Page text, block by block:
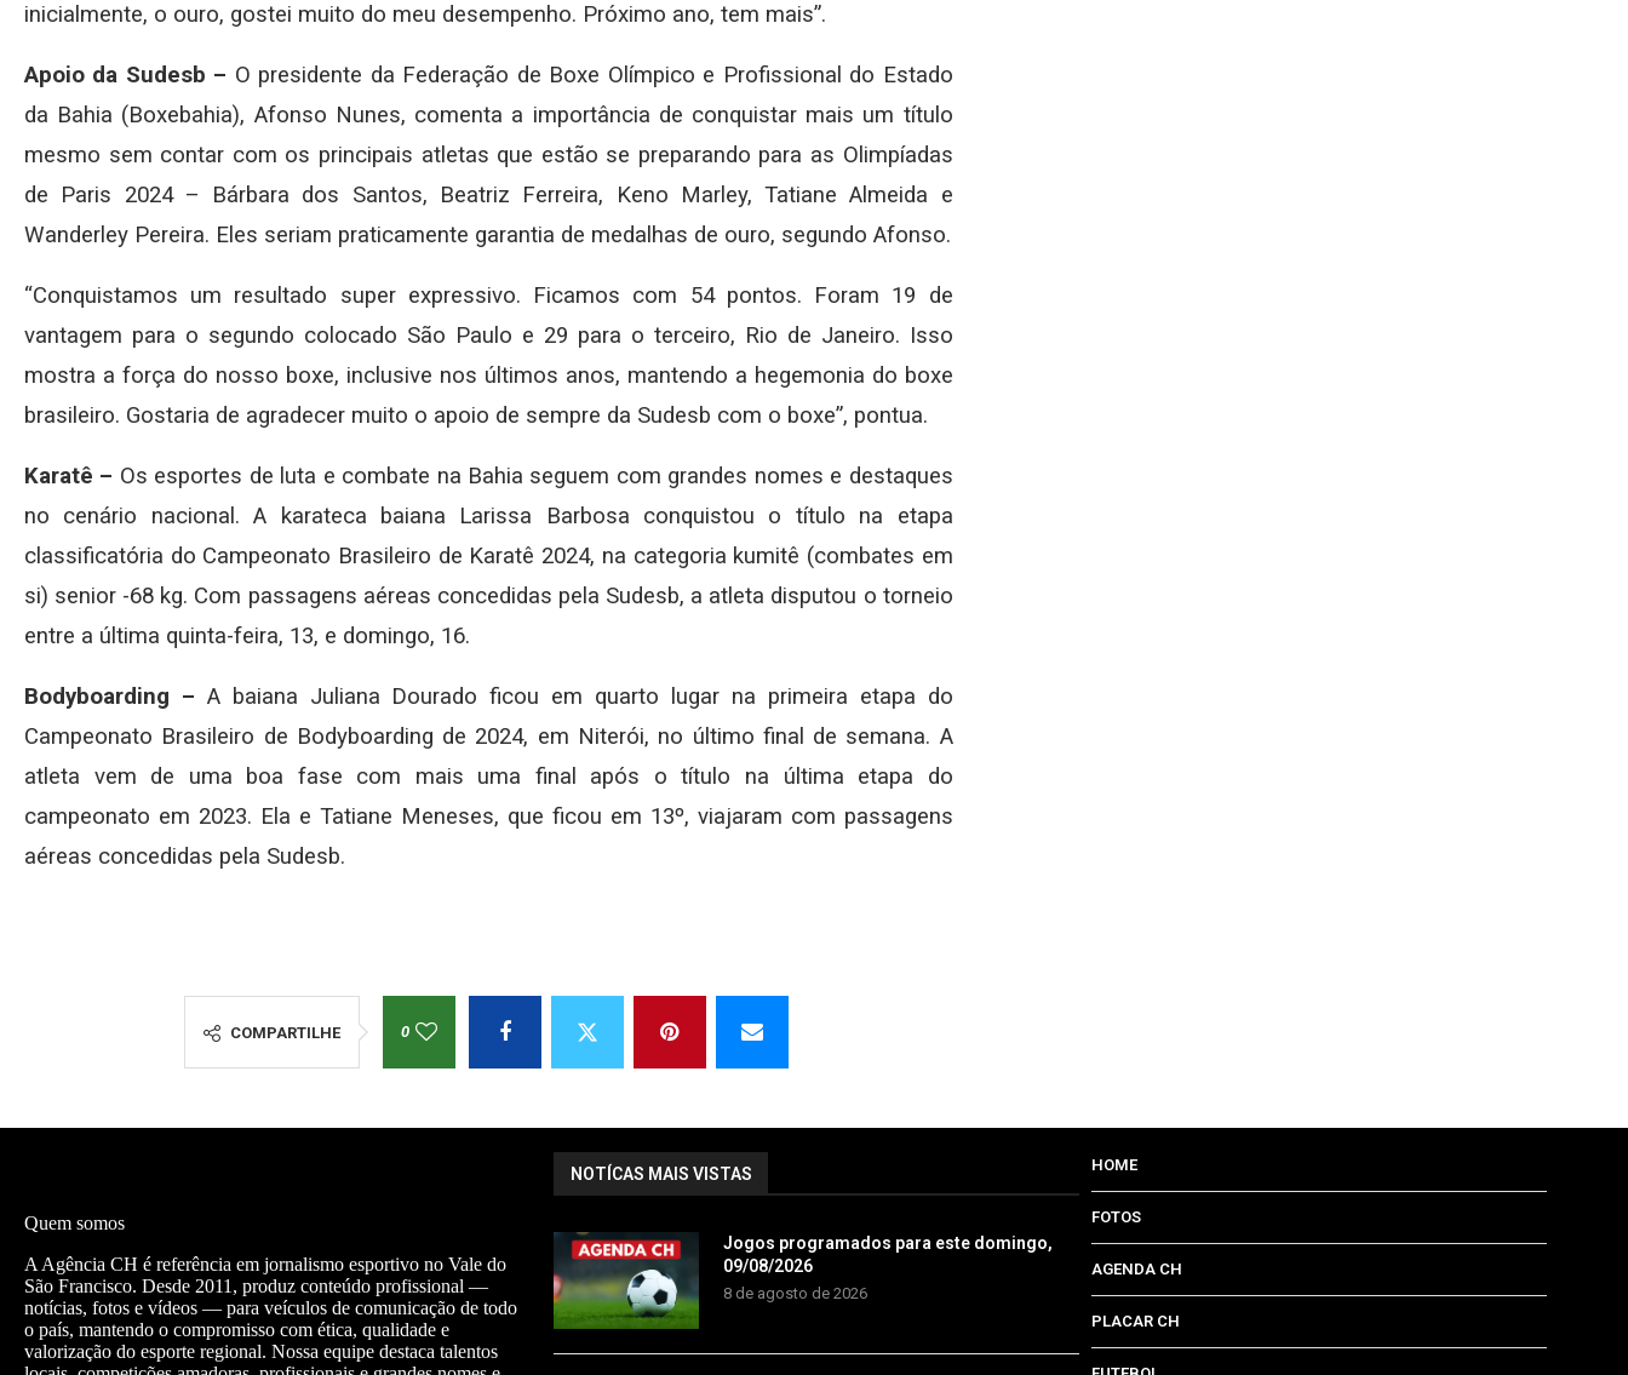
inicialmente, o ouro, gostei muito do meu desempenho. Próximo ano, tem mais”.
Apoio da Sudesb – O presidente da Federação de Boxe Olímpico e Profissional do Estado
da Bahia (Boxebahia), Afonso Nunes, comenta a importância de conquistar mais um título
mesmo sem contar com os principais atletas que estão se preparando para as Olimpíadas
de Paris 2024 – Bárbara dos Santos, Beatriz Ferreira, Keno Marley, Tatiane Almeida e
Wanderley Pereira. Eles seriam praticamente garantia de medalhas de ouro, segundo Afonso.
“Conquistamos um resultado super expressivo. Ficamos com 54 pontos. Foram 19 de
vantagem para o segundo colocado São Paulo e 29 para o terceiro, Rio de Janeiro. Isso
mostra a força do nosso boxe, inclusive nos últimos anos, mantendo a hegemonia do boxe
brasileiro. Gostaria de agradecer muito o apoio de sempre da Sudesb com o boxe”, pontua.
Karatê – Os esportes de luta e combate na Bahia seguem com grandes nomes e destaques
no cenário nacional. A karateca baiana Larissa Barbosa conquistou o título na etapa
classificatória do Campeonato Brasileiro de Karatê 2024, na categoria kumitê (combates em
si) senior -68 kg. Com passagens aéreas concedidas pela Sudesb, a atleta disputou o torneio
entre a última quinta-feira, 13, e domingo, 16.
Bodyboarding – A baiana Juliana Dourado ficou em quarto lugar na primeira etapa do
Campeonato Brasileiro de Bodyboarding de 2024, em Niterói, no último final de semana. A
atleta vem de uma boa fase com mais uma final após o título na última etapa do
campeonato em 2023. Ela e Tatiane Meneses, que ficou em 13º, viajaram com passagens
aéreas concedidas pela Sudesb.
COMPARTILHE 0
Quem somos
A Agência CH é referência em jornalismo esportivo no Vale do
São Francisco. Desde 2011, produz conteúdo profissional —
notícias, fotos e vídeos — para veículos de comunicação de todo
o país, mantendo o compromisso com ética, qualidade e
valorização do esporte regional. Nossa equipe destaca talentos
NOTÍCAS MAIS VISTAS
Jogos programados para este domingo,
09/08/2026
8 de agosto de 2026
HOME
FOTOS
AGENDA CH
PLACAR CH